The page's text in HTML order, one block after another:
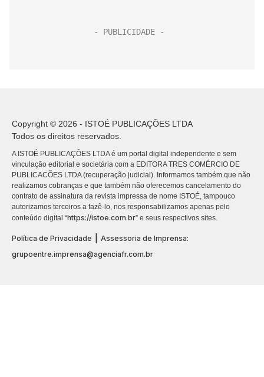
Copyright © 2026 - ISTOÉ PUBLICAÇÕES LTDA
Todos os direitos reservados.
A ISTOÉ PUBLICAÇÕES LTDA é um portal digital independente e sem
vinculação editorial e societária com a EDITORA TRES COMÉRCIO DE
PUBLICACÕES LTDA (recuperação judicial). Informamos também que não
realizamos cobranças e que também não oferecemos cancelamento do
contrato de assinatura da revista impressa de nome ISTOÉ, tampouco
autorizamos terceiros a fazê-lo, nos responsabilizamos apenas pelo
conteúdo digital “https://istoe.com.br” e seus respectivos sites.
Política de Privacidade
Assessoria de Imprensa:
grupoentre.imprensa@agenciafr.com.br